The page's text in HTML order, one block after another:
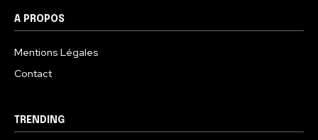
A PROPOS
Mentions Légales
Contact
TRENDING